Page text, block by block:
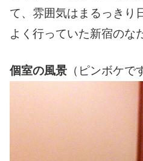
て、雰囲気はまるっきり
よく行っていた新宿のな
個室の風景 （ピンボケで